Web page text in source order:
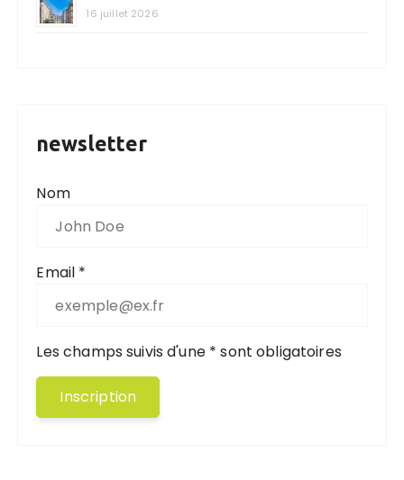
16 juillet 2026
newsletter
Nom
Email *
Les champs suivis d'une * sont obligatoires